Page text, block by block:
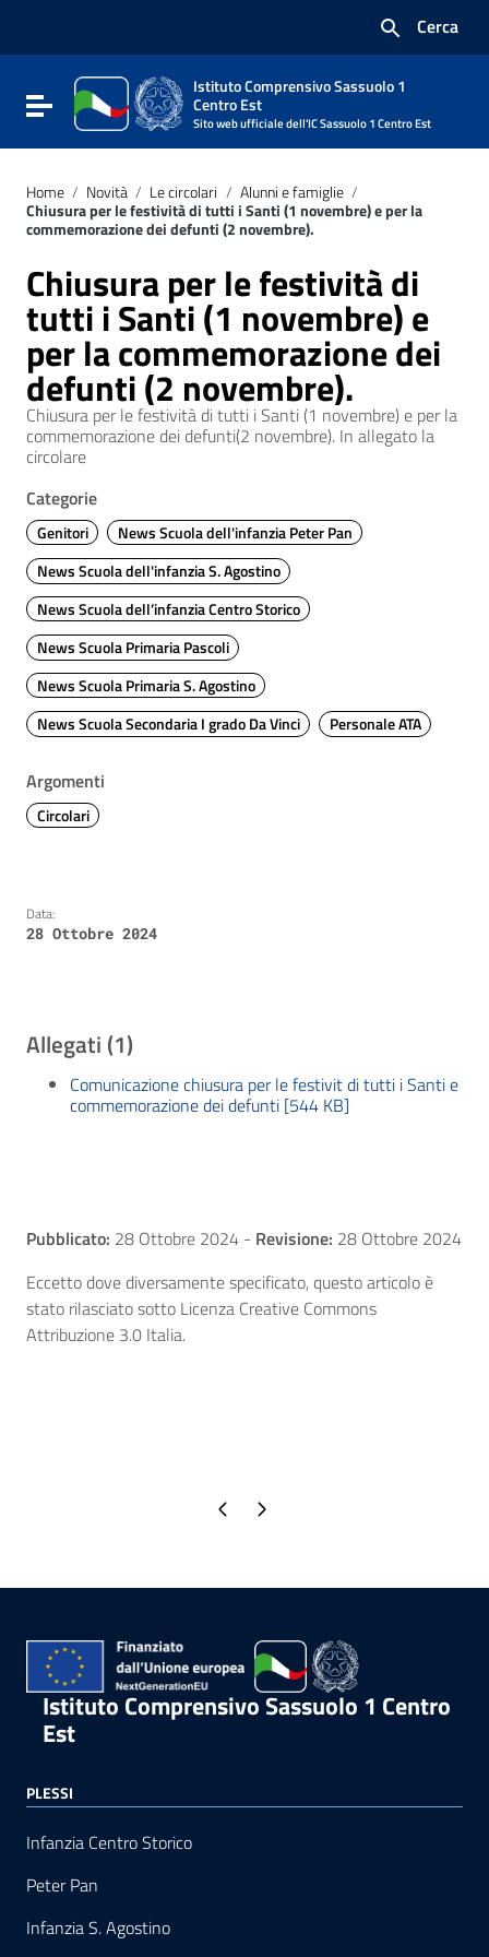
Vai al footer
Cerca
Attiva / disattiva la navigazione
Istituto Comprensivo Sassuolo 1
Centro Est
Sito web ufficiale dell'IC Sassuolo 1 Centro Est
Home / Novità / Le circolari / Alunni e famiglie /
Chiusura per le festività di tutti i Santi (1 novembre) e per la
commemorazione dei defunti (2 novembre).
Chiusura per le festività di
tutti i Santi (1 novembre) e
per la commemorazione dei
defunti (2 novembre).
Chiusura per le festività di tutti i Santi (1 novembre) e per la
commemorazione dei defunti(2 novembre). In allegato la
circolare
Categorie
Genitori
News Scuola dell'infanzia Peter Pan
News Scuola dell'infanzia S. Agostino
News Scuola dell’infanzia Centro Storico
News Scuola Primaria Pascoli
News Scuola Primaria S. Agostino
News Scuola Secondaria I grado Da Vinci
Personale ATA
Argomenti
Circolari
Data:
28 Ottobre 2024
Allegati (1)
Comunicazione chiusura per le festivit di tutti i Santi e
commemorazione dei defunti [544 KB]
Pubblicato: 28 Ottobre 2024 - Revisione: 28 Ottobre 2024
Eccetto dove diversamente specificato, questo articolo è
stato rilasciato sotto Licenza Creative Commons
Attribuzione 3.0 Italia.
Pagina precedente
Pagina successiva
Istituto Comprensivo Sassuolo 1 Centro
Est
PLESSI
Infanzia Centro Storico
Peter Pan
Infanzia S. Agostino